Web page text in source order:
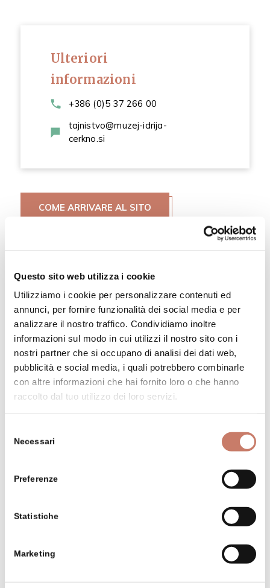
Questo sito web utilizza i cookie
Utilizziamo i cookie per personalizzare contenuti ed
annunci, per fornire funzionalità dei social media e per
analizzare il nostro traffico. Condividiamo inoltre
informazioni sul modo in cui utilizzi il nostro sito con i
nostri partner che si occupano di analisi dei dati web,
pubblicità e social media, i quali potrebbero combinarle
con altre informazioni che hai fornito loro o che hanno
raccolto dal tuo utilizzo dei loro servizi.
delNecessari
Preferenze
Statistiche
Marketing
Ulteriori
informazioni
+386 (0)5 37 266 00
tajnistvo@muzej-idrija-
cerkno.si
COME ARRIVARE AL SITO
Siti
Tipografia partigiana
“Slovenija”
Casa del minatore di Idrija